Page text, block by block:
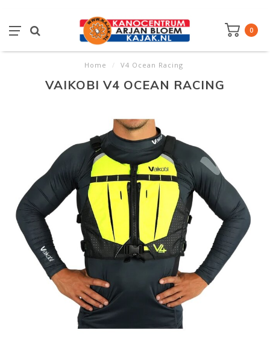
0
Home / V4 Ocean Racing
VAIKOBI V4 OCEAN RACING